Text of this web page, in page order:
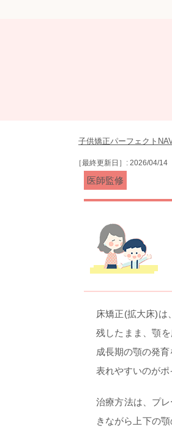
子供矯正パーフェクト
［最終更新日］: 2026/04/14
床矯正(拡大床)は
残したまま、顎
成長期の顎の発
表れやすいのがポ
治療方法は、プ
きながら上下の